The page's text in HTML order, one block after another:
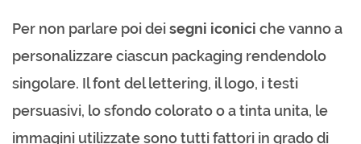
Per non parlare poi deisegni iconici che vanno a
personalizzare ciascun packaging rendendolo
singolare. Il font del lettering, il logo, i testi
persuasivi, lo sfondo colorato o a tinta unita, le
immagini utilizzate sono tutti fattori in grado di